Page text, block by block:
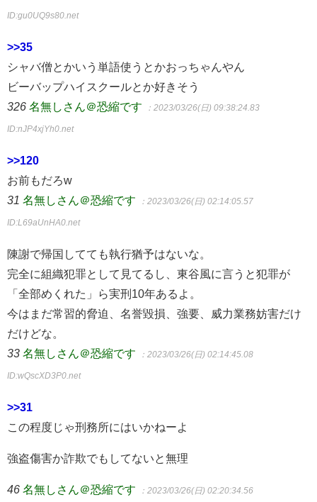
ID:gu0UQ9s80.net
>>35
シャバ僧とかいう単語使うとかおっちゃんやん
ビーバップハイスクールとか好きそう
326 名無しさん＠恐縮です ：2023/03/26(日) 09:38:24.83
ID:nJP4xjYh0.net
>>120
お前もだろw
31 名無しさん＠恐縮です ：2023/03/26(日) 02:14:05.57
ID:L69aUnHA0.net
陳謝で帰国してても執行猶予はないな。
完全に組織犯罪として見てるし、東谷風に言うと犯罪が
「全部めくれた」ら実刑10年あるよ。
今はまだ常習的脅迫、名誉毀損、強要、威力業務妨害だけ
だけどな。
33 名無しさん＠恐縮です ：2023/03/26(日) 02:14:45.08
ID:wQscXD3P0.net
>>31
この程度じゃ刑務所にはいかねーよ
強盗傷害か詐欺でもしてないと無理
46 名無しさん＠恐縮です ：2023/03/26(日) 02:20:34.56